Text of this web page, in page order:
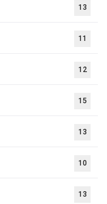
13
11
12
15
13
10
13